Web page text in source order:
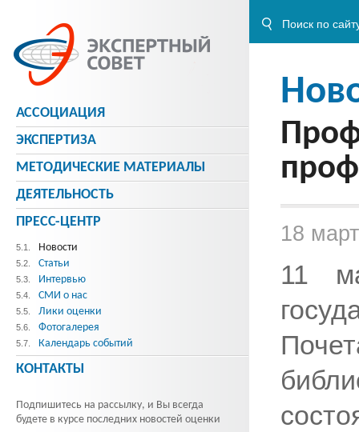
18
11
АССОЦИАЦИЯ
ЭКСПЕРТИЗА
МЕТОДИЧЕСКИE МАТЕРИАЛЫ
ДЕЯТЕЛЬНОСТЬ
ПРЕСС-ЦЕНТР
5.1. Новости
5.2. Статьи
5.3. Интервью
5.4. СМИ о нас
5.5. Лики оценки
5.6. Фотогалерея
5.7. Календарь событий
КОНТАКТЫ
Подпишитесь на рассылку, и Вы всегда
будете в курсе последних новостей оценки